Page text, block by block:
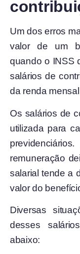
Um dos erros
valor de um
quando o INSS
salários de
da renda
Os salários de
utilizada para
remuneração
salarial tende a
valor do
Diversas
desses
abaixo: